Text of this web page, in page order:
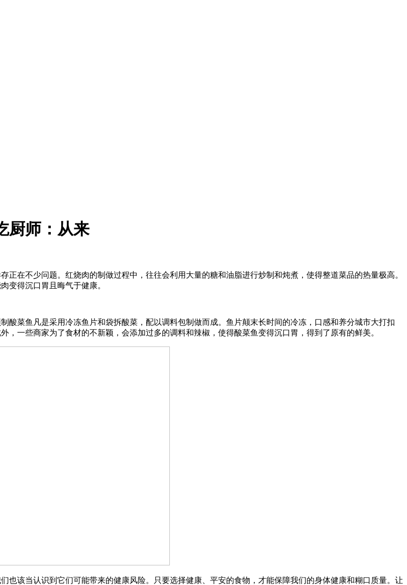
厨师：从来
在不少问题。红烧肉的制做过程中，往往会利用大量的糖和油脂进行炒制和炖煮，使得整道菜品的热量极高。
变得沉口胃且晦气于健康。
菜鱼凡是采用冷冻鱼片和袋拆酸菜，配以调料包制做而成。鱼片颠末长时间的冷冻，口感和养分城市大打扣
一些商家为了食材的不新颖，会添加过多的调料和辣椒，使得酸菜鱼变得沉口胃，得到了原有的鲜美。
该当认识到它们可能带来的健康风险。只要选择健康、平安的食物，才能保障我们的身体健康和糊口质量。让